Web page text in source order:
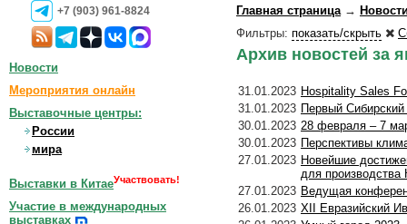
+7 (903) 961-8824 Главная страница→
Фильтры: показать/скрыть
Архив новостей за
31.01.2023 Hospitality Sales
31.01.2023 Первый
30.01.2023 28 февраля – 7
30.01.2023 Перспективы
27.01.2023 Новейшие
для производства
27.01.2023 Ведущая
26.01.2023 XII Евразийский
Новости
Мероприятия онлайн
Выставочные центры:
России
мира
Выставки в КитаеУчаствовать!
Участие в международных
выставках